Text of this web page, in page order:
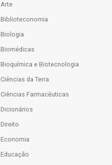
Arte
Biblioteconomia
Biologia
Biomédicas
Bioquímica e Biotecnologia
Ciências da Terra
Ciências Farmacêuticas
Dicionários
Direito
Economia
Educação